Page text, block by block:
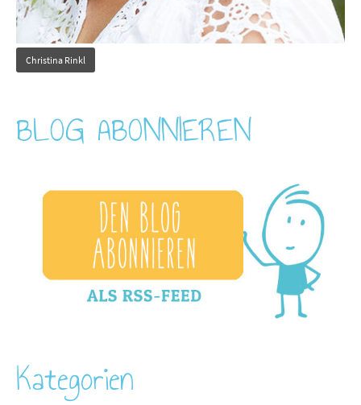
Christina Rinkl
BLOG ABONNIEREN
Kategorien